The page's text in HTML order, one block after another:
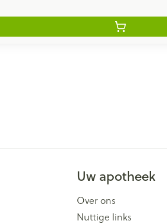
Uw apotheek
Over ons
Nuttige links